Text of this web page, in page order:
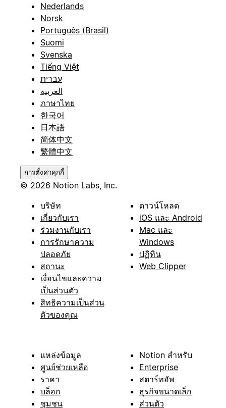
Nederlands
Norsk
Português (Brasil)
Suomi
Svenska
Tiếng Việt
עברית
العربية
ภาษาไทย
한국어
日本語
简体中文
繁體中文
การตั้งค่าคุกกี้
© 2026 Notion Labs, Inc.
บริษัท
เกี่ยวกับเรา
ร่วมงานกับเรา
การรักษาความ
ปลอดภัย
สถานะ
เงื่อนไขและความ
เป็นส่วนตัว
สิทธิความเป็นส่วน
ตัวของคุณ
ดาวน์โหลด
iOS และ Android
Mac และ
Windows
ปฏิทิน
Web Clipper
แหล่งข้อมูล
ศูนย์ช่วยเหลือ
ราคา
บล็อก
ชุมชน
Notion สำหรับ
Enterprise
สตาร์ทอัพ
ธุรกิจขนาดเล็ก
ส่วนตัว